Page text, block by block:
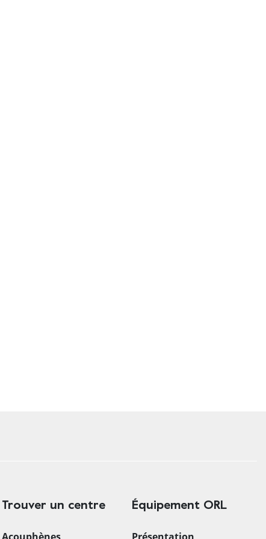
Trouver un centre Équipement ORL